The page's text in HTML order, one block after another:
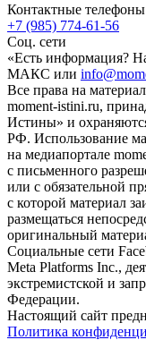
Контактные телефоны
+7 (985) 774-61-56
Соц. сети
«Есть информация?
МАКС или
Все права на
moment-istini.ru,
Истины» и
РФ. Использование
на медиапортале
с письменного
или с обязательной
с которой материал
размещаться
оригинальный
Социальные сети
Meta Platforms Inc.,
экстремистской и
Федерации.
Настоящий сайт
Политика